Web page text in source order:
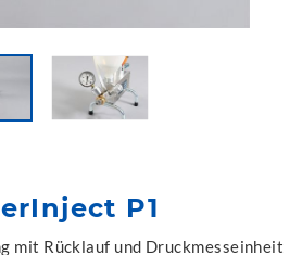
P1
mit Rücklauf und Druckmesseinheit